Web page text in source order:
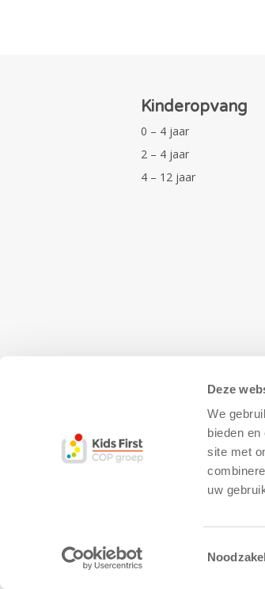
Deze
We
bieden
site met
uw
Kinderopvang
0 – 4 jaar
2 – 4 jaar
4 – 12 jaar
© Copyright - Kidsfirst